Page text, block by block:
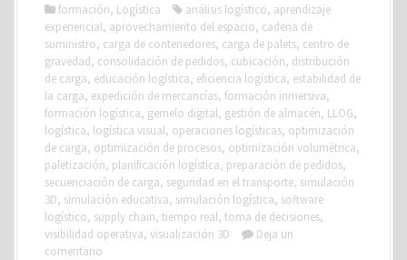
formación, Logística análisis logístico, aprendizaje
experiencial, aprovechamiento del espacio, cadena de
suministro, carga de contenedores, carga de palets, centro de
gravedad, consolidación de pedidos, cubicación, distribución
de carga, educación logística, eficiencia logística, estabilidad de
la carga, expedición de mercancías, formación inmersiva,
formación logística, gemelo digital, gestión de almacén, LLOG,
logística, logística visual, operaciones logísticas, optimización
de carga, optimización de procesos, optimización volumétrica,
paletización, planificación logística, preparación de pedidos,
secuenciación de carga, seguridad en el transporte, simulación
3D, simulación educativa, simulación logística, software
logístico, supply chain, tiempo real, toma de decisiones,
visibilidad operativa, visualización 3D
Deja un
comentario